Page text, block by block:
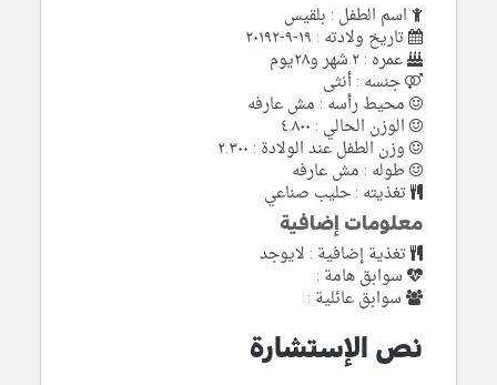
اسم الطفل : بلقيس
تاريخ ولادته : ١٩-٩-٢٠١٩٢
عمره : ٢.شهر و٢٨يوم
جنسه : أنثى
محيط رأسه : مش عارفه
الوزن الحالي : ٤.٨٠٠
وزن الطفل عند الولادة : ٢.٣٠٠
طوله : مش عارفه
تغذيته : حليب صناعي
معلومات إضافية
تغذية إضافية : لايوجد
سوابق هامة :
سوابق عائلية :
نص الإستشارة